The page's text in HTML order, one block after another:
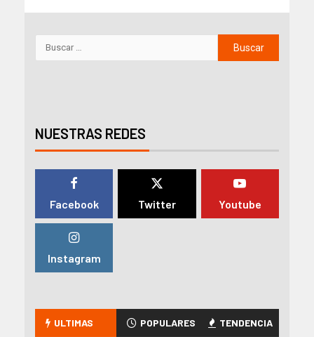
NUESTRAS REDES
Facebook Twitter Youtube
Instagram
ULTIMAS POPULARES TENDENCIA